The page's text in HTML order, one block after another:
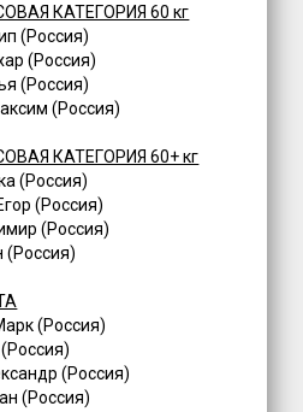
КАТЕГОРИЯ 60 кг
(Россия)
(Россия)
(Россия)
(Россия)
КАТЕГОРИЯ 60+ кг
(Россия)
(Россия)
(Россия)
(Россия)
(Россия)
(Россия)
(Россия)